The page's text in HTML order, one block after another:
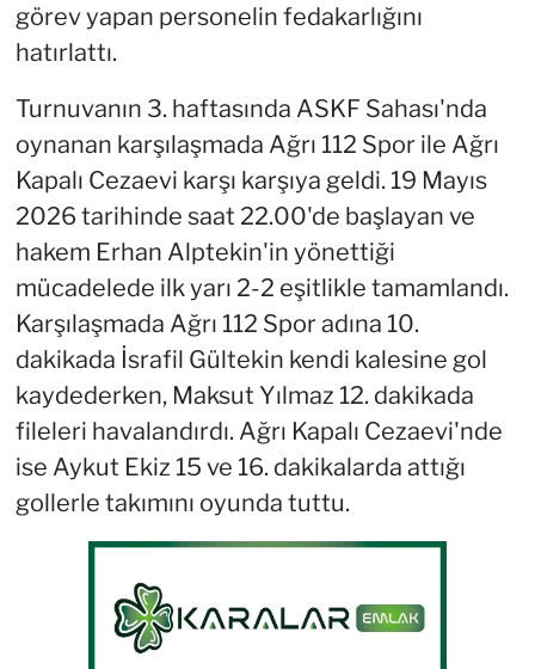
görev yapan personelin fedakarlığını
hatırlattı.
Turnuvanın 3. haftasında ASKF Sahası'nda
oynanan karşılaşmada Ağrı 112 Spor ile Ağrı
Kapalı Cezaevi karşı karşıya geldi. 19 Mayıs
2026 tarihinde saat 22.00'de başlayan ve
hakem Erhan Alptekin'in yönettiği
mücadelede ilk yarı 2-2 eşitlikle tamamlandı.
Karşılaşmada Ağrı 112 Spor adına 10.
dakikada İsrafil Gültekin kendi kalesine gol
kaydederken, Maksut Yılmaz 12. dakikada
fileleri havalandırdı. Ağrı Kapalı Cezaevi'nde
ise Aykut Ekiz 15 ve 16. dakikalarda attığı
gollerle takımını oyunda tuttu.